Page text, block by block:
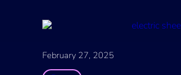
February 27, 2025